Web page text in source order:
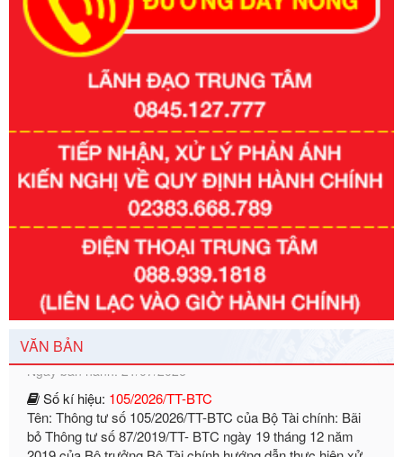
VĂN BẢN
Số kí hiệu:3014/QĐ-UBND
Tên: Quyết định về việc công bố danh mục thủ tục hành
chính ban hành mới, sửa đổi bổ sung trong lĩnh vực hỗ trợ
đầu tư, lĩnh vực đấu thầu lựa chọn nhà thầu thuộc thẩm
quyền giải quyết của Sở Tài chính và Ban Quản lý Khu kinh
tế Đông Nam Nghệ An
Ngày ban hành: 23/09/2026
Số kí hiệu:292/2026/NĐ-CP
Tên: Nghị định số 292/2026/NĐ-CP của Chính phủ: Quy
định chi tiết một số điều và biện pháp để tổ chức, hướng
dẫn thi hành Luật Quản lý ngoại thương
Ngày ban hành: 21/07/2026
Số kí hiệu:292/2026/NĐ-CP
Tên: Nghị định số 292/2026/NĐ-CP của Chính phủ: Quy
định chi tiết một số điều và biện pháp để tổ chức, hướng
dẫn thi hành Luật Quản lý ngoại thương
Ngày ban hành: 21/07/2026
Số kí hiệu:
Tên: Thông tư số 105/2026/TT-BTC của Bộ Tài chính: Bãi
bỏ Thông tư số 87/2019/TT- BТC ngày 19 tháng 12 năm
2019 của Bộ trưởng Bộ Tài chính hướng dẫn thực hiện xử
phạt vi phạm hành chính trong lĩnh vực kho bạc nhà nước
Ngày ban hành: 21/07/2026